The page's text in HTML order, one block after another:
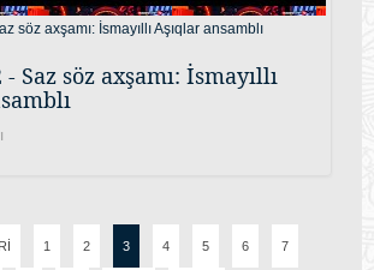
- Saz söz axşamı: İsmayıllı
1 2 3 4 5 6 7